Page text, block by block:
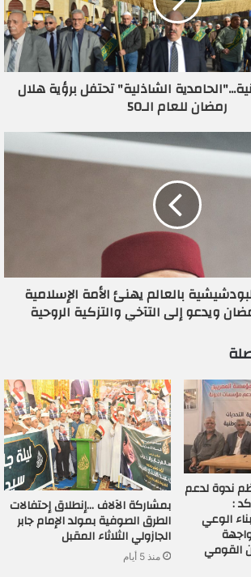
الشاذلية" تحتفل برؤية هلال
رمضان للعام الـ50
بالعالم يهنئ الأمة الإسلامية
ويدعو إلى التآخي والتزكية الروحية
ندوة لدعم
:
الوعي
القومي
بمشاركة الآلاف …إنطلاق إحتفالات
الطرق الصوفية بمولد الإمام جابر
الجازولي الثلاثاء المقبل
منذ 5 أيام